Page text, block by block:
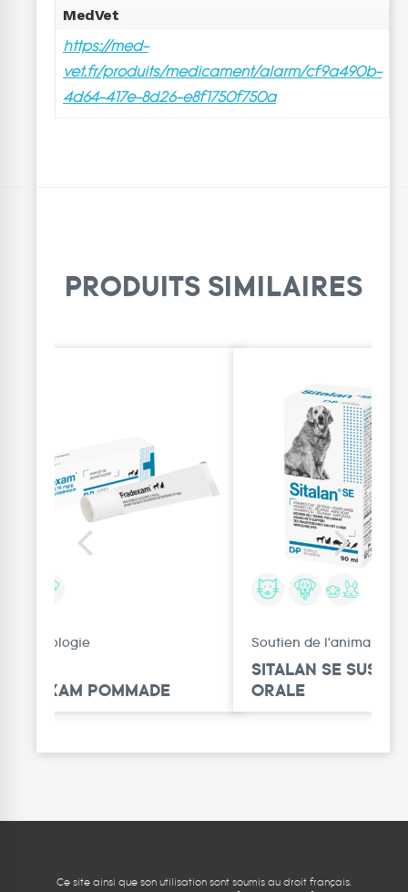
MedVet
https://med-
vet.fr/produits/medicament/alarm/cf9a490b-
4d64-417e-8d26-e8f1750f750a
PRODUITS SIMILAIRES
POMMADE
SITALAN SE
ORALE
Soutien de l'animal
Ce site ainsi que son utilisation sont soumis au droit français.